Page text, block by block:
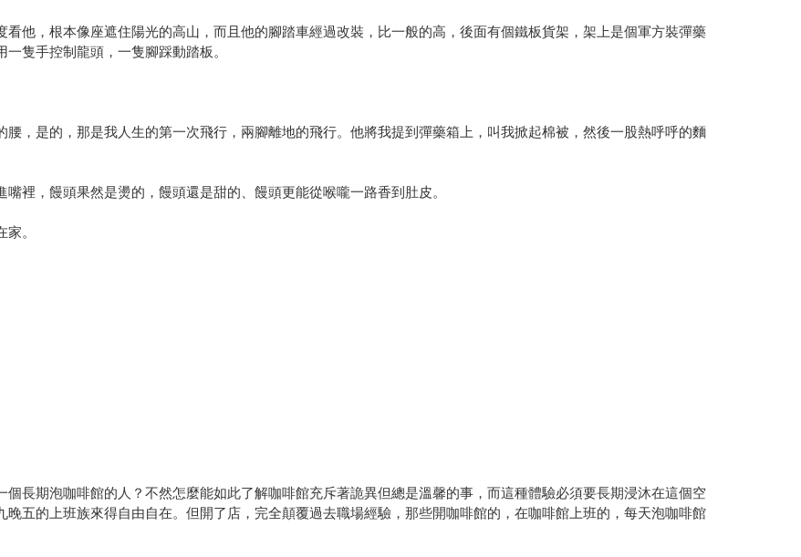
他，根本像座遮住陽光的高山，而且他的腳踏車經過改裝，比一般的高，後面有個鐵板貨架，架上是個軍方裝彈藥
隻手控制龍頭，一隻腳踩動踏板。
，是的，那是我人生的第一次飛行，兩腳離地的飛行。他將我提到彈藥箱上，叫我掀起棉被，然後一股熱呼呼的麵
裡，饅頭果然是燙的，饅頭還是甜的、饅頭更能從喉嚨一路香到肚皮。
。
長期泡咖啡館的人？不然怎麼能如此了解咖啡館充斥著詭異但總是溫馨的事，而這種體驗必須要長期浸沐在這個空
五的上班族來得自由自在。但開了店，完全顛覆過去職場經驗，那些開咖啡館的，在咖啡館上班的，每天泡咖啡館